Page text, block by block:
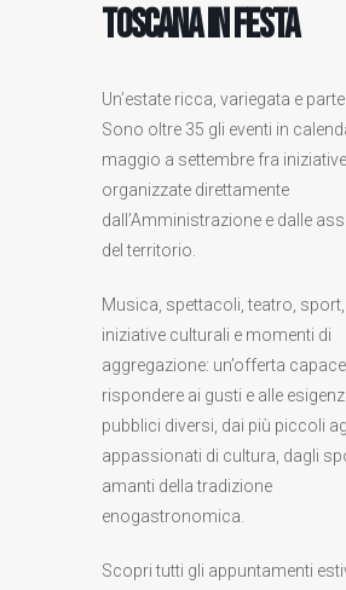
Toscana in festa
Un’estate ricca, variegata e
Sono oltre 35 gli eventi in
maggio a settembre fra iniziative
organizzate direttamente
dall’Amministrazione e dalle
del territorio.
Musica, spettacoli, teatro, sport,
iniziative culturali e momenti di
aggregazione: un’offerta
rispondere ai gusti e alle
pubblici diversi, dai più piccoli
appassionati di cultura, dagli
amanti della tradizione
enogastronomica.
Scopri tutti gli appuntamenti